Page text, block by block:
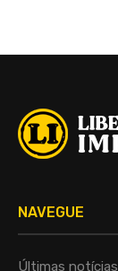
NAVEGUE
Últimas notícias